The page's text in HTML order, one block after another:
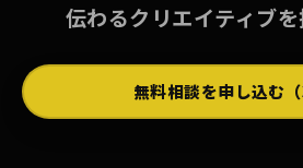
伝わるクリエイティブを
無料相談を申し込む（